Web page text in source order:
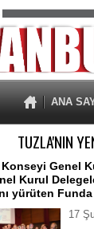
ANA
TUZLA'NIN
Genel
Kurul
yürüten
17